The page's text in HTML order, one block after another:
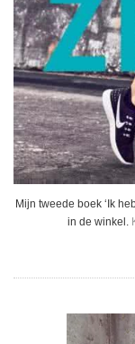
Mijn tweede boek ‘Ik
in de winkel.